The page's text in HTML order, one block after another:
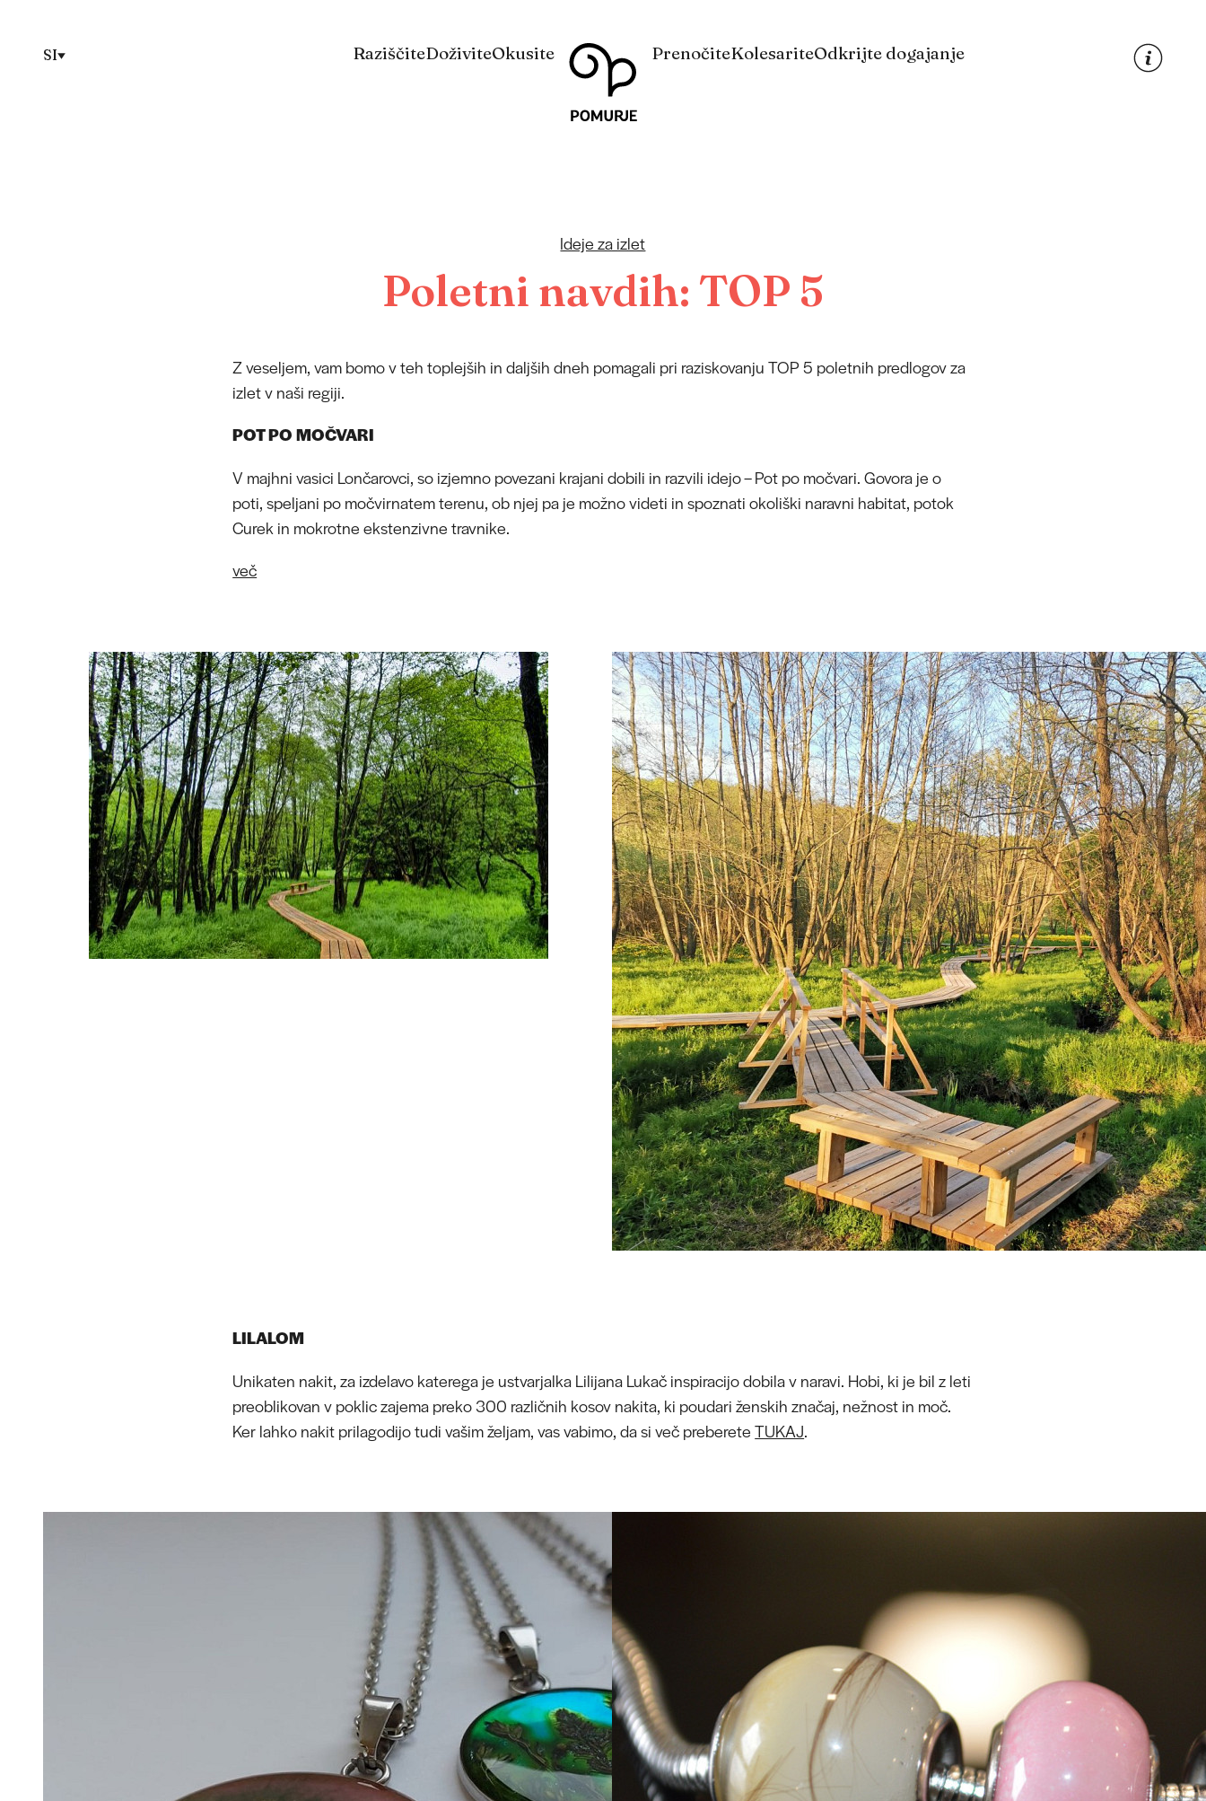
vsebino
SI RaziščiteDoživiteOkusite PrenočiteKolesariteOdkrijte dogajanje
Ideje za izlet
Poletni navdih: TOP 5
Z veseljem, vam bomo v teh toplejših in daljših dneh pomagali pri raziskovanju TOP 5 poletnih predlogov za
izlet v naši regiji.
POT PO MOČVARI
V majhni vasici Lončarovci, so izjemno povezani krajani dobili in razvili idejo – Pot po močvari. Govora je o
poti, speljani po močvirnatem terenu, ob njej pa je možno videti in spoznati okoliški naravni habitat, potok
Curek in mokrotne ekstenzivne travnike.
več
LILALOM
Unikaten nakit, za izdelavo katerega je ustvarjalka Lilijana Lukač inspiracijo dobila v naravi. Hobi, ki je bil z leti
preoblikovan v poklic zajema preko 300 različnih kosov nakita, ki poudari ženskih značaj, nežnost in moč.
Ker lahko nakit prilagodijo tudi vašim željam, vas vabimo, da si več prebereteTUKAJ.